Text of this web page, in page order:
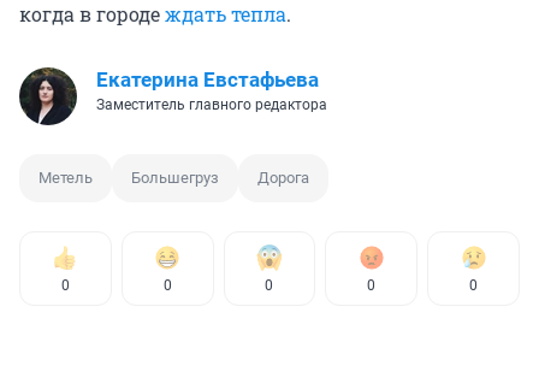
когда в городеждать тепла.
Екатерина Евстафьева
Заместитель главного редактора
Метель Большегруз Дорога
0 0 0 0 0